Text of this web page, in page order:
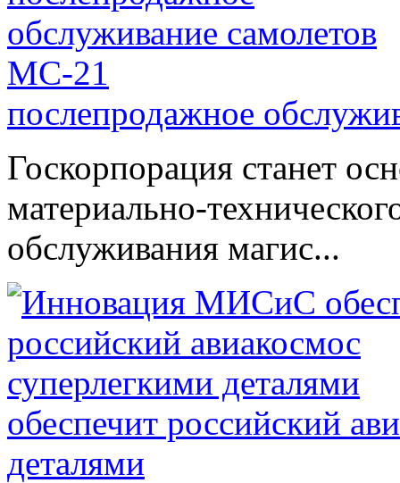
послепродажное
Госкорпорация станет
материально-
обслуживания магис...
обеспечит российский
деталями